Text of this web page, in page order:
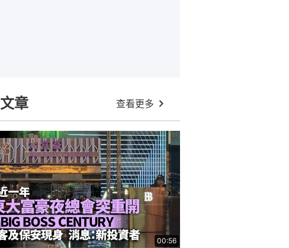
章 查看更多
00:56